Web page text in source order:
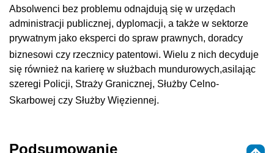
Absolwenci bez problemu odnajdują się w urzędach
administracji publicznej, dyplomacji, a także w sektorze
prywatnym jako eksperci do spraw prawnych, doradcy
biznesowi czy rzecznicy patentowi. Wielu z nich decyduje
się również na karierę w służbach mundurowych,asilając
szeregi Policji, Straży Granicznej, Służby Celno-
Skarbowej czy Służby Więziennej.
Podsumowanie